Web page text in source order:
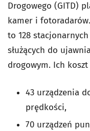
Drogowego (GITD)
kamer i
to 128
służących do
drogowym. Ich koszt
43 urządzenia
prędkości,
70 urządzeń